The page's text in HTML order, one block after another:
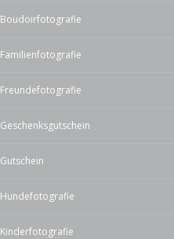
Boudoirfotografie
Familienfotografie
Freundefotografie
Geschenksgutschein
Gutschein
Hundefotografie
Kinderfotografie